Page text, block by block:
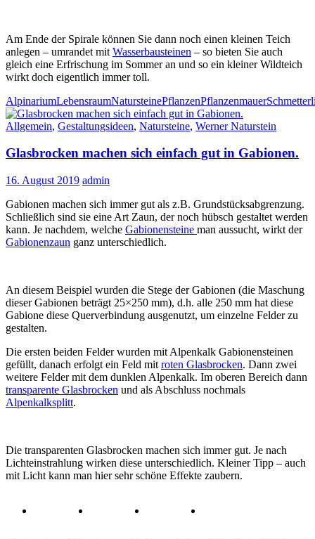
Am Ende der Spirale können Sie dann noch einen kleinen Teich
anlegen – umrandet mit Wasserbausteinen – so bieten Sie auch
gleich eine Erfrischung im Sommer an und so ein kleiner Wildteich
wirkt doch eigentlich immer toll.
AlpinariumLebensraumNatursteinePflanzenPflanzenmauer
Allgemein, Gestaltungsideen, Natursteine, Werner Naturstein
Glasbrocken machen sich einfach gut in Gabionen.
16. August 2019 admin
Gabionen machen sich immer gut als z.B. Grundstücksabgrenzung.
Schließlich sind sie eine Art Zaun, der noch hübsch gestaltet werden
kann. Je nachdem, welche Gabionensteine man aussucht, wirkt der
Gabionenzaun ganz unterschiedlich.
An diesem Beispiel wurden die Stege der Gabionen (die Maschung
dieser Gabionen beträgt 25×250 mm), d.h. alle 250 mm hat diese
Gabione diese Querverbindung ausgenutzt, um einzelne Felder zu
gestalten.
Die ersten beiden Felder wurden mit Alpenkalk Gabionensteinen
gefüllt, danach erfolgt ein Feld mit roten Glasbrocken. Dann zwei
weitere Felder mit dem dunklen Alpenkalk. Im oberen Bereich dann
transparente Glasbrocken und als Abschluss nochmals
Alpenkalksplitt.
Die transparenten Glasbrocken machen sich immer gut. Je nach
Lichteinstrahlung wirken diese unterschiedlich. Kleiner Tipp – auch
mit Licht kann man hier sehr schöne Effekte zaubern.